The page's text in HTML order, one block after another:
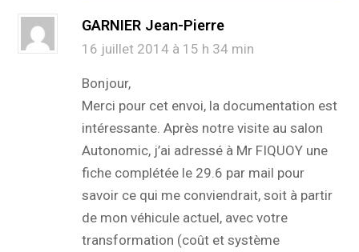
GARNIER Jean-Pierre
16 juillet 2014 à 15 h 34 min
Bonjour,
Merci pour cet envoi, la documentation est
intéressante. Après notre visite au salon
Autonomic, j’ai adressé à Mr FIQUOY une
fiche complétée le 29.6 par mail pour
savoir ce qui me conviendrait, soit à partir
de mon véhicule actuel, avec votre
transformation (coût et système